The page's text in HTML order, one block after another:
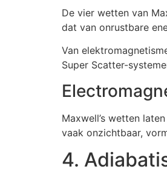
De vier wetten van
dat van onrustbare
Van
Super Scatter-
Maxwell’s wetten
vaak onzichtbaar,
4.